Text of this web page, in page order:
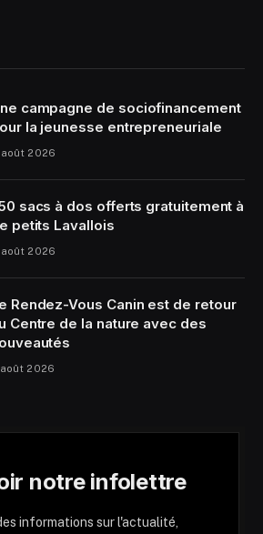
campagne de sociofinancement
la jeunesse entrepreneuriale
2026
sacs à dos offerts gratuitement à
petits Lavallois
2026
Rendez-Vous Canin est de retour
Centre de la nature avec des
2026
notre infolettre
informations sur l'actualité,